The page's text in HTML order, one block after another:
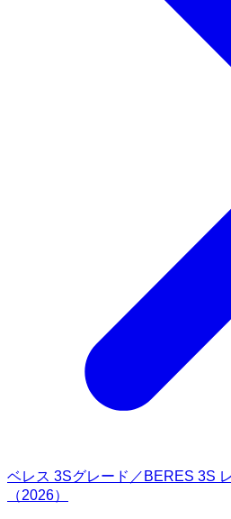
ベレス 3Sグレード／BERES 3S
（2026）